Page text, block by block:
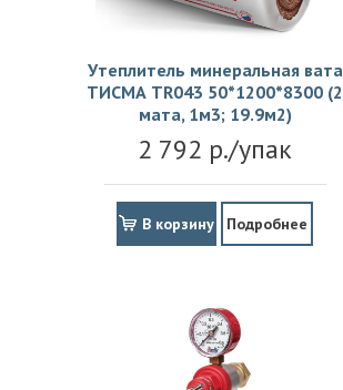
Утеплитель минеральная вата
ТИСМА TR043 50*1200*8300 (2
мата, 1м3; 19.9м2)
2 792 р./упак
В корзину Подробнее